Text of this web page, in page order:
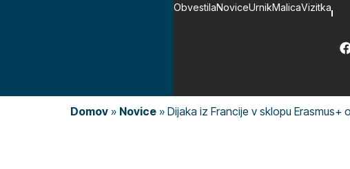
ObvestilaNoviceUrnikMalicaVizitka
Domov » Novice » Dijaka iz Francije v sklopu Erasmus+